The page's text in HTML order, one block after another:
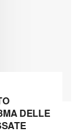
DELLE